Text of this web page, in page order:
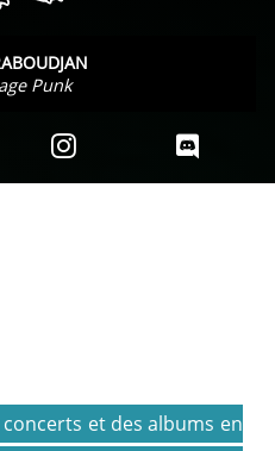
Punk
et des albums en